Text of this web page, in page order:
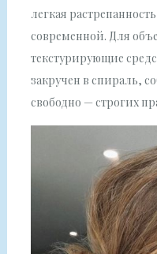
легкая
современной. Для
текстурирующие
закручен в спираль,
свободно — строгих